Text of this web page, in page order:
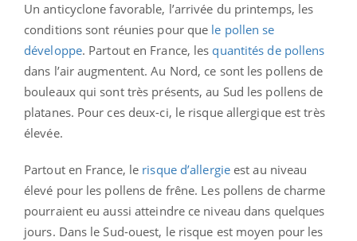
Un anticyclone favorable, l’arrivée du printemps, les
conditions sont réunies pour que le pollen se
développe. Partout en France, les quantités de pollens
dans l’air augmentent. Au Nord, ce sont les pollens de
bouleaux qui sont très présents, au Sud les pollens de
platanes. Pour ces deux-ci, le risque allergique est très
élevée.
Partout en France, le risque d’allergieest au niveau
élevé pour les pollens de frêne. Les pollens de charme
pourraient eu aussi atteindre ce niveau dans quelques
jours. Dans le Sud-ouest, le risque est moyen pour les